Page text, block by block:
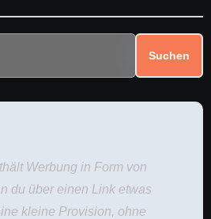
Suchen
Werbung in Form von
du über einen Link etwas
kleine Provision, ohne